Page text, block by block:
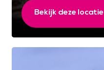
Bekijk deze locatie